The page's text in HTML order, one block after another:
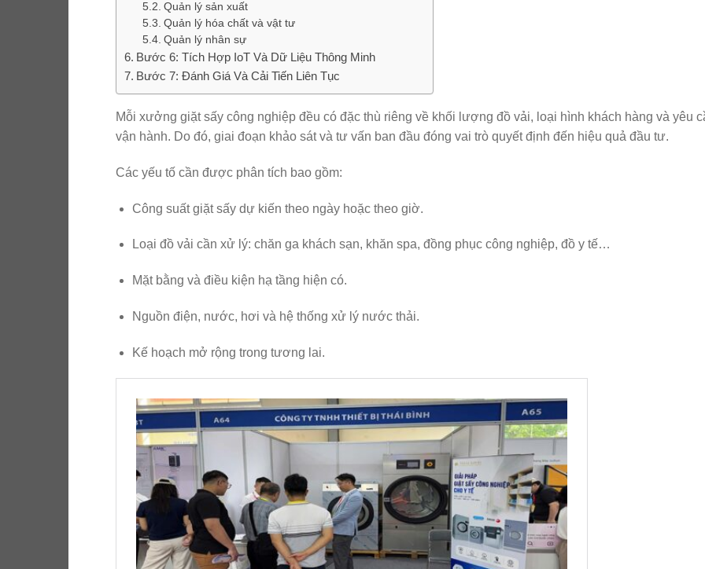
Quản lý sản xuất
Quản lý hóa chất và vật tư
Quản lý nhân sự
Bước 6: Tích Hợp IoT Và Dữ Liệu Thông Minh
Bước 7: Đánh Giá Và Cải Tiến Liên Tục
Mỗi xưởng giặt sấy công nghiệp đều có đặc thù riêng về khối lượng đồ vải, loại hình khách hàng và yêu
vận hành. Do đó, giai đoạn khảo sát và tư vấn ban đầu đóng vai trò quyết định đến hiệu quả đầu tư.
Các yếu tố cần được phân tích bao gồm:
Công suất giặt sấy dự kiến theo ngày hoặc theo giờ.
Loại đồ vải cần xử lý: chăn ga khách sạn, khăn spa, đồng phục công nghiệp, đồ y tế…
Mặt bằng và điều kiện hạ tầng hiện có.
Nguồn điện, nước, hơi và hệ thống xử lý nước thải.
Kế hoạch mở rộng trong tương lai.